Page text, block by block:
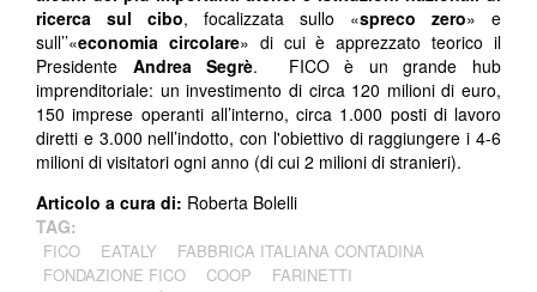
ricerca sul cibo, focalizzata sullo «spreco zero» e
sull’’«economia circolare» di cui è apprezzato teorico il
Presidente Andrea Segrè. FICO è un grande hub
imprenditoriale: un investimento di circa 120 milioni di euro,
150 imprese operanti all’interno, circa 1.000 posti di lavoro
diretti e 3.000 nell’indotto, con l'obiettivo di raggiungere i 4-6
milioni di visitatori ogni anno (di cui 2 milioni di stranieri).
Articolo a cura di: Roberta Bolelli
TAG:
FICO EATALY
FABBRICA ITALIANA CONTADINA
FONDAZIONE FICO
COOP
FARINETTI